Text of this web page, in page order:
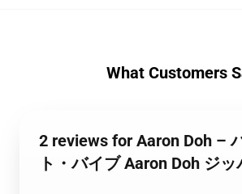
What Customers
2 reviews for Aaron Doh –
ト・バイブ Aaron Doh ジ